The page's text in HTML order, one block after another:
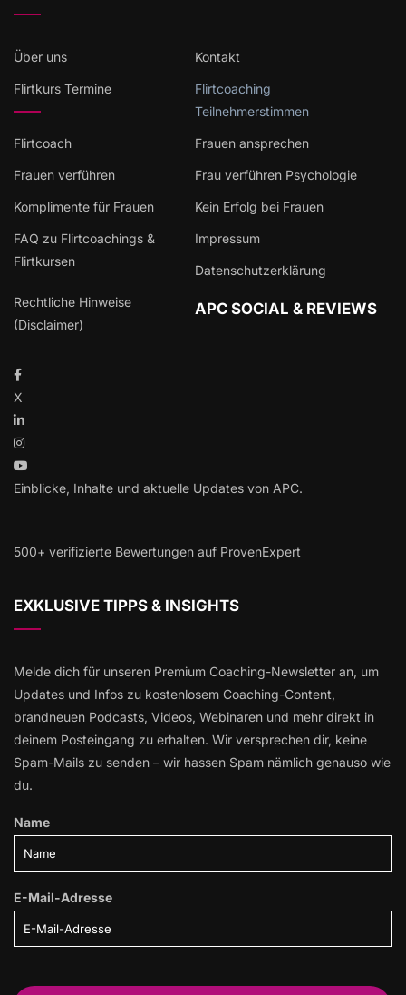
Über uns Kontakt
Flirtkurs Termine
Flirtcoaching
Teilnehmerstimmen
Flirtcoach Frauen ansprechen
Frauen verführen Frau verführen Psychologie
Komplimente für Frauen Kein Erfolg bei Frauen
FAQ zu Flirtcoachings &
Flirtkursen
Impressum
Datenschutzerklärung
Rechtliche Hinweise
(Disclaimer)
APC SOCIAL & REVIEWS
X
Einblicke, Inhalte und aktuelle Updates von APC.
500+ verifizierte Bewertungen auf ProvenExpert
EXKLUSIVE TIPPS & INSIGHTS
Melde dich für unseren Premium Coaching-Newsletter an, um
Updates und Infos zu kostenlosem Coaching-Content,
brandneuen Podcasts, Videos, Webinaren und mehr direkt in
deinem Posteingang zu erhalten. Wir versprechen dir, keine
Spam-Mails zu senden – wir hassen Spam nämlich genauso wie
du.
Name
E-Mail-Adresse